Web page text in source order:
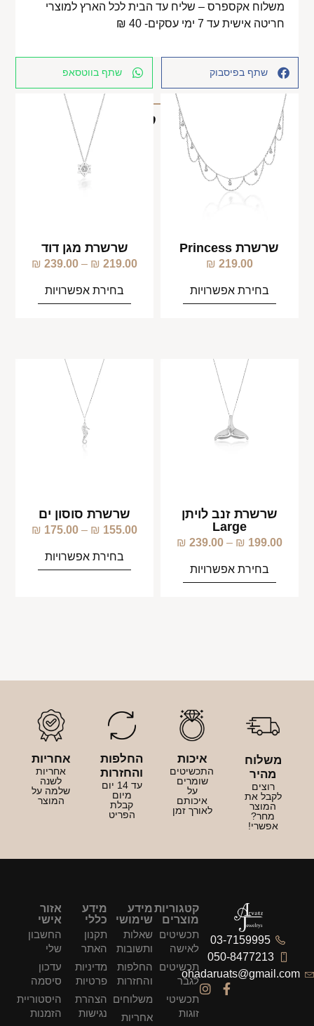
משלוח אקספרס – שליח עד הבית לכל הארץ למוצרי
חריטה אישית עד 7 ימי עסקים- 40 ₪
שתף בפיסבוק שתף בווטסאפ
מוצרים קשורים
שרשרת Princess
219.00
₪
בחירת אפשרויות
שרשרת מגן דוד
219.00
₪
–
239.00
₪
בחירת אפשרויות
שרשרת זנב לויתן
Large
199.00
₪
–
239.00
₪
בחירת אפשרויות
שרשרת סוסון ים
155.00
₪
–
175.00
₪
בחירת אפשרויות
משלוח
מהיר
רוצים
לקבל את
המוצר
מחר?
אפשרי!
איכות
התכשיטים
שומרים
על
איכותם
לאורך זמן
החלפות
והחזרות
עד 14 יום
מיום
קבלת
הפריט
אחריות
אחריות
לשנה
שלמה על
המוצר
03-7159995
050-8477213
ohadaruats@gmail.com
קטגוריות
מוצרים
תכשיטים
לאישה
תכשיטים
לגבר
תכשיטי
זוגות
מידע
שימושי
שאלות
ותשובות
החלפות
והחזרות
משלוחים
אחריות
מידע
כללי
תקנון
האתר
מדיניות
פרטיות
הצהרת
נגישות
אזור
אישי
החשבון
שלי
עדכון
סיסמה
היסטוריית
הזמנות